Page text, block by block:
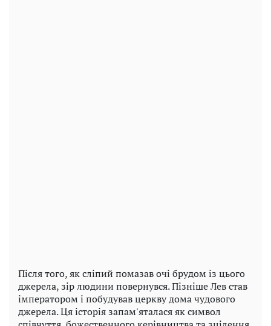
Після того, як сліпий помазав очі брудом із цього
джерела, зір людини повернувся. Пізніше Лев став
імператором і побудував церкву дома чудового
джерела. Ця історія запам'яталася як символ